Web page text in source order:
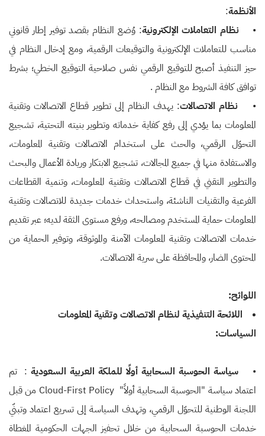
الأنظمة:
• نظام التعاملات الإلكترونية: وُضع النظام بقصد توفير إطار قانوني
مناسب للتعاملات الإلكترونية والتوقيعات الرقمية، ومع إدخال النظام في
حيز التنفيذ أصبح للتوقيع الرقمي نفس صلاحية التوقيع الخطي؛ بشرط
توافق كافة الشروط مع النظام .
• نظام الاتصالات: يهدف النظام إلى تطوير قطاع الاتصالات وتقنية
المعلومات بما يؤدي إلى رفع كفاية خدماته وتطوير بنيته التحتية، تشجيع
التحوّل الرقمي، والحث على استخدام الاتصالات وتقنية المعلومات،
والاستفادة منها في جميع المجالات، تشجيع الابتكار وريادة الأعمال والبحث
والتطوير التقني في قطاع الاتصالات وتقنية المعلومات، وتنمية القطاعات
الفرعية والتقنيات الناشئة، واستحداث خدمات جديدة للاتصالات وتقنية
المعلومات حماية المستخدم ومصالحه، ورفع مستوى الثقة لديه؛ عبر تقديم
خدمات الاتصالات وتقنية المعلومات الآمنة والموثوقة، وتوفير الحماية من
المحتوى الضار، والمحافظة على سرية الاتصالات.
اللوائح:
• اللائحة التنفيذية لنظام الاتصالات وتقنية المعلومات
السياسات:
• سياسة الحوسبة السحابية أولًا للملكة العربية السعودية : تم
اعتماد سياسة "الحوسبة السحابية أولاً" Cloud-First Policy من قبل
اللجنة الوطنية للتحوّل الرقمي، وتهدف السياسة إلى تسريع اعتماد وتبنّي
خدمات الحوسبة السحابية من خلال تحفيز الجهات الحكومية المغطاة